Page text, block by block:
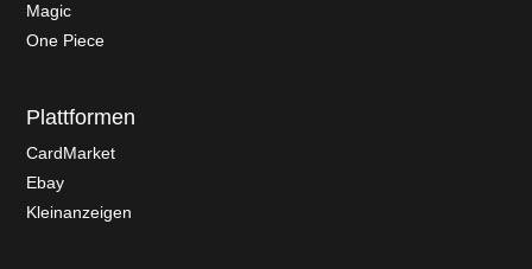
Magic
One Piece
Plattformen
CardMarket
Ebay
Kleinanzeigen